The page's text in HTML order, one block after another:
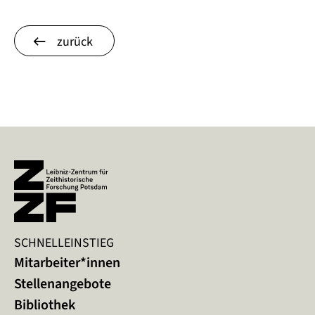
zurück
SCHNELLEINSTIEG
Mitarbeiter*innen
Stellenangebote
Bibliothek